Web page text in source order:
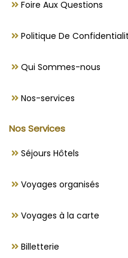
Foire Aux Questions
Politique De
Qui Sommes-nous
Nos-services
Nos Services
Séjours Hôtels
Voyages organisés
Voyages à la carte
Billetterie